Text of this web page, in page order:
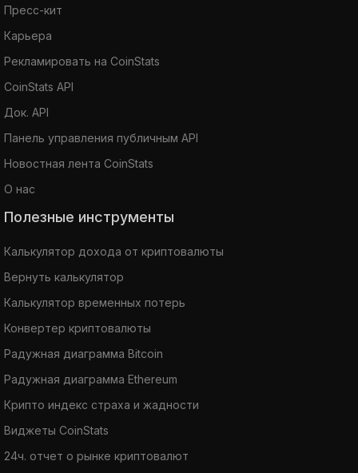
Пресс-кит
Карьера
Рекламировать на CoinStats
CoinStats API
Док. API
Панель управления публичным API
Новостная лента CoinStats
О нас
Полезные инструменты
Калькулятор дохода от криптовалюты
Вернуть калькулятор
Калькулятор временных потерь
Конвертер криптовалюты
Радужная диаграмма Bitcoin
Радужная диаграмма Ethereum
Крипто индекс страха и жадности
Виджеты CoinStats
24ч. отчет о рынке криптовалют